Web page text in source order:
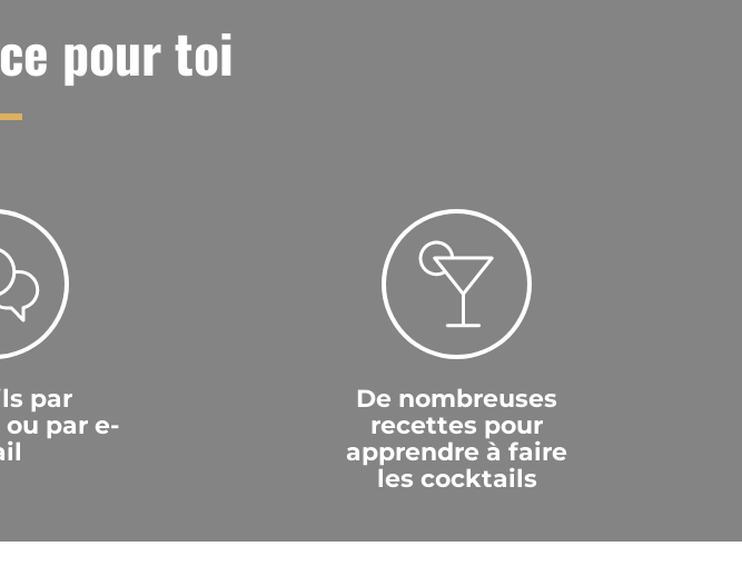
pour toi
par
par e-
De nombreuses
recettes pour
apprendre à faire
les cocktails